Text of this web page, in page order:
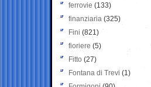
ferrovie (133)
finanziaria (325)
Fini (821)
fioriere (5)
Fitto (27)
Fontana di Trevi (1)